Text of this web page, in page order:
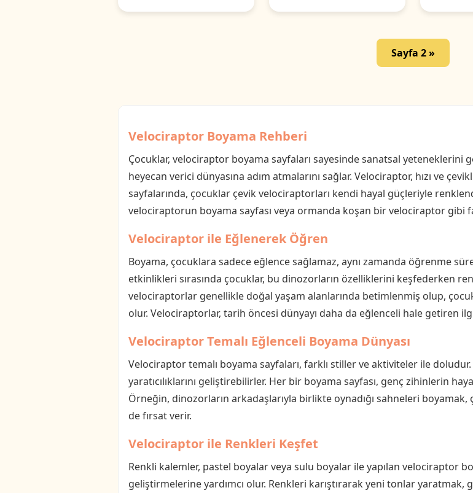
Sayfa 2 »
Velociraptor Boyama Rehberi
Çocuklar, velociraptor boyama sayfaları sayesinde sanatsal yeteneklerini
heyecan verici dünyasına adım atmalarını sağlar. Velociraptor, hızı ve
sayfalarında, çocuklar çevik velociraptorları kendi hayal güçleriyle
velociraptorun boyama sayfası veya ormanda koşan bir velociraptor gibi
Velociraptor ile Eğlenerek Öğren
Boyama, çocuklara sadece eğlence sağlamaz, aynı zamanda öğrenme
etkinlikleri sırasında çocuklar, bu dinozorların özelliklerini keşfederken
velociraptorlar genellikle doğal yaşam alanlarında betimlenmiş olup,
olur. Velociraptorlar, tarih öncesi dünyayı daha da eğlenceli hale getiren
Velociraptor Temalı Eğlenceli Boyama Dünyası
Velociraptor temalı boyama sayfaları, farklı stiller ve aktiviteler ile
yaratıcılıklarını geliştirebilirler. Her bir boyama sayfası, genç zihinlerin
Örneğin, dinozorların arkadaşlarıyla birlikte oynadığı sahneleri
de fırsat verir.
Velociraptor ile Renkleri Keşfet
Renkli kalemler, pastel boyalar veya sulu boyalar ile yapılan velociraptor
geliştirmelerine yardımcı olur. Renkleri karıştırarak yeni tonlar yaratmak,